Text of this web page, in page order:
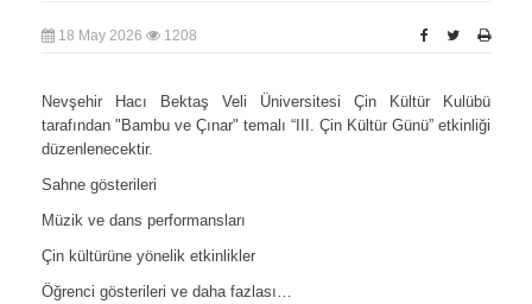
18 May 2026 1208
Nevşehir Hacı Bektaş Veli Üniversitesi Çin Kültür Kulübü
tarafından "Bambu ve Çınar" temalı “III. Çin Kültür Günü” etkinliği
düzenlenecektir.
Sahne gösterileri
Müzik ve dans performansları
Çin kültürüne yönelik etkinlikler
Öğrenci gösterileri ve daha fazlası…